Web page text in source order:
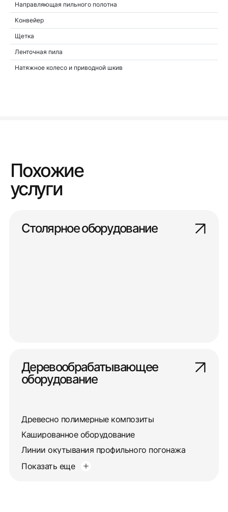
Направляющая пильного полотна
Конвейер
Щетка
Ленточная пила
Натяжное колесо и приводной шкив
Похожие
услуги
Столярное оборудование
Деревообрабатывающее
оборудование
Древесно полимерные композиты
Кашированное оборудование
Линии окутывания профильного погонажа
Показать еще